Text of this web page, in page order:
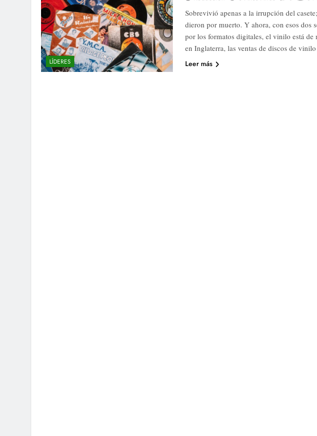
LÍDERES
Sobrevivió apenas a la irrupción del
dieron por muerto. Y ahora, con esos dos
por los formatos digitales, el vinilo está de
en Inglaterra, las ventas de discos de
Leer más